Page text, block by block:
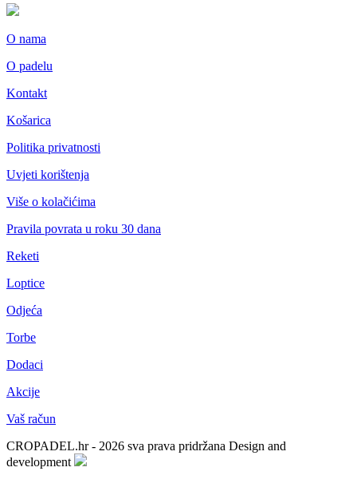
O nama
O padelu
Kontakt
Košarica
Politika privatnosti
Uvjeti korištenja
Više o kolačićima
Pravila povrata u roku 30 dana
Reketi
Loptice
Odjeća
Torbe
Dodaci
Akcije
Vaš račun
CROPADEL.hr - 2026 sva prava pridržana Design and
development